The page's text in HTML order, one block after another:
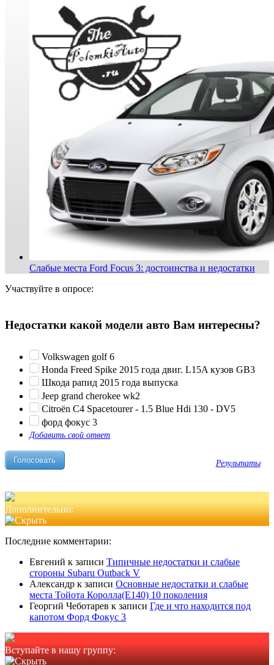
Слабые места Ford Focus 3: достоинства и недостатки
Участвуйте в опросе:
Недостатки какой модели авто Вам интересны?
Volkswagen golf 6
Honda Freed Spike 2015 года двиг. L15A кузов GB3
Шкода рапид 2015 года выпуска
Jeep grand cherokee wk2
Citroën C4 Spacetourer - 1.5 Blue Hdi 130 - DV5
форд фокус 3
Добавить свой ответ
Результаты
Дополнительно:
Последние комментарии:
Евгений к записи Типичные недостатки и слабые
стороны Subaru Outback V
Александр к записи Основные недостатки и слабые
места Тойота Королла(Е140) 10 поколения
Георгий Чеботарев к записи Где и что находится под
капотом Форд Фокус 3
Вступайте в нашу группу: